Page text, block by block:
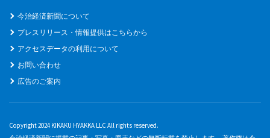
今治経済新聞について
プレスリリース・情報提供はこちらから
アクセスデータの利用について
お問い合わせ
広告のご案内
Copyright 2024 KIKAKU HYAKKA LLC All rights reserved.